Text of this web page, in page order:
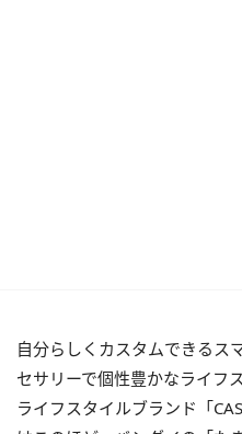
自分らしくカスタムできるス
セサリーで個性豊かなライフ
ライフスタイルブランド「